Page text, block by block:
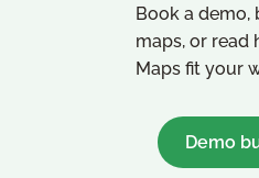
Book a demo,
maps, or read
Maps fit your
Demo